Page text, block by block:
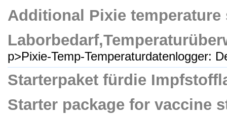
Additional Pixie
p>Pixie-Temp-Temperaturdatenlogger:
Starterpaket fürdie
Starter package for vaccine